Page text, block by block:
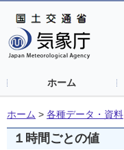
ホーム
ホーム > 各種データ・資料
１時間ごとの値